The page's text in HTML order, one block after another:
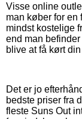
Visse online
man køber for
mindst kostelige
end man
blive at få kørt
Det er jo
bedste priser fra
fleste Suns Out